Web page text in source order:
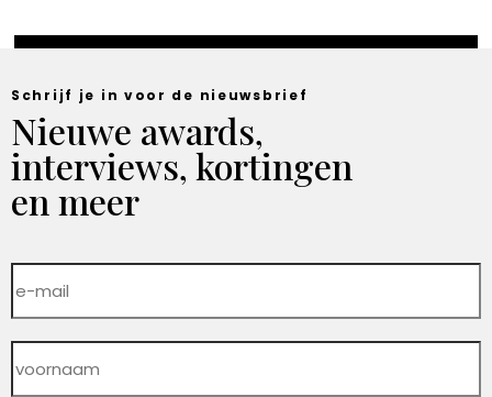
Schrijf je in voor de nieuwsbrief
Nieuwe awards,
interviews, kortingen
en meer